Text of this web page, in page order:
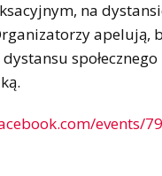
na
apelują,
events/